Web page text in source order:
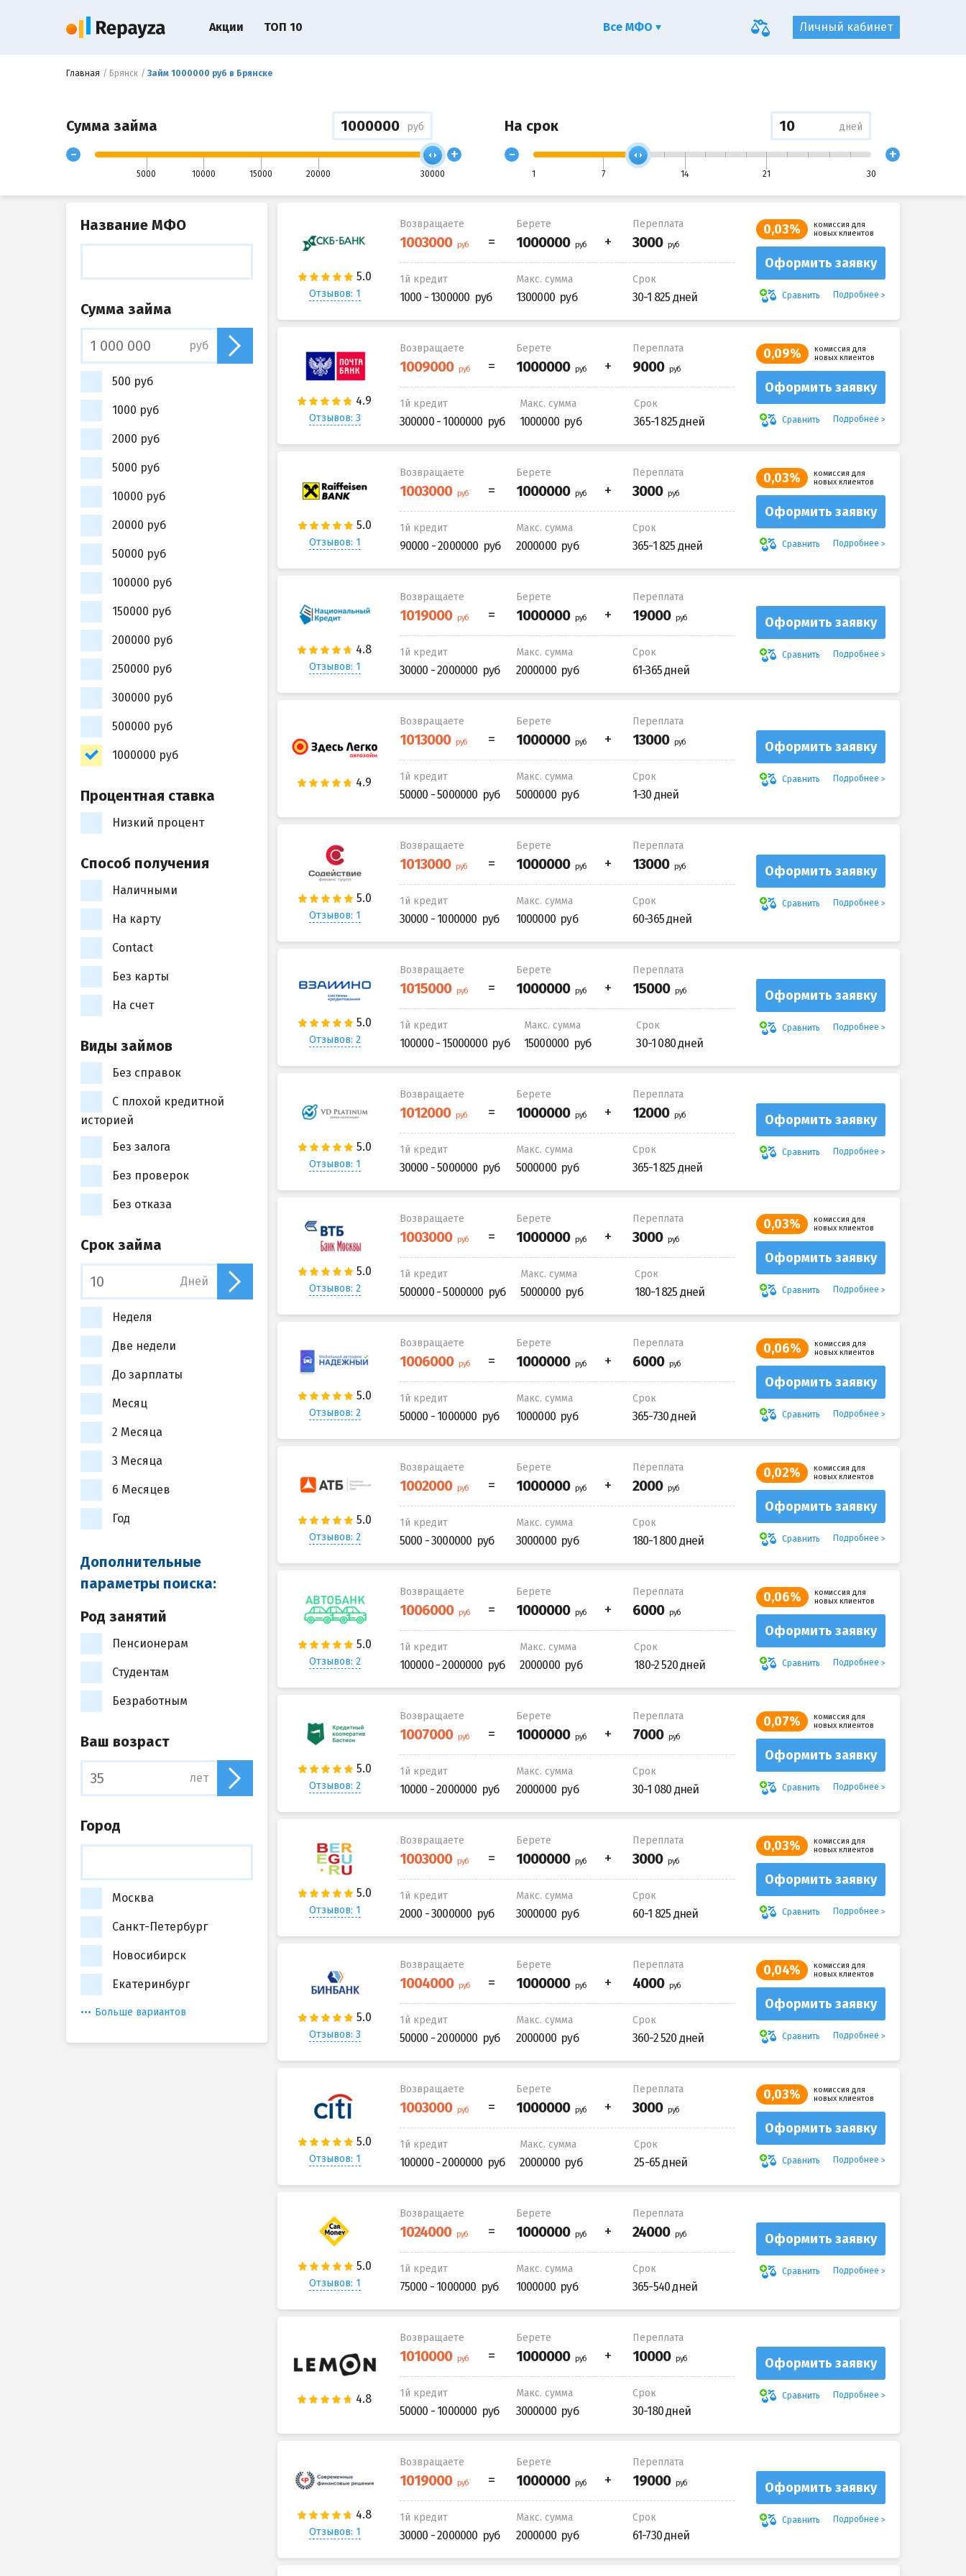
Главная Брянск Займ 1000000 руб в Брянске
Сумма займа руб
-
5000 10000 15000 20000 30000
+
На срок дней
-
1 7 14 21 30
+
Отзывов: 1
Возвращаете Берете Переплата
1й кредит
1000 - 1300000
Макс. сумма
1300000
Срок
30-1 825 дней
0,03%
комиссия для
новых клиентов
Оформить заявку
Сравнить Подробнее
Отзывов: 3
Возвращаете Берете Переплата
1й кредит
300000 - 1000000
Макс. сумма
1000000
Срок
365-1 825 дней
0,09%
комиссия для
новых клиентов
Оформить заявку
Сравнить Подробнее
Отзывов: 1
Возвращаете Берете Переплата
1й кредит
90000 - 2000000
Макс. сумма
2000000
Срок
365-1 825 дней
0,03%
комиссия для
новых клиентов
Оформить заявку
Сравнить Подробнее
Отзывов: 1
Возвращаете Берете Переплата
1й кредит
30000 - 2000000
Макс. сумма
2000000
Срок
61-365 дней
Оформить заявку
Сравнить Подробнее
Возвращаете Берете Переплата
1й кредит
50000 - 5000000
Макс. сумма
5000000
Срок
1-30 дней
Оформить заявку
Сравнить Подробнее
Отзывов: 1
Возвращаете Берете Переплата
1й кредит
30000 - 1000000
Макс. сумма
1000000
Срок
60-365 дней
Оформить заявку
Сравнить Подробнее
Отзывов: 2
Возвращаете Берете Переплата
1й кредит
100000 - 15000000
Макс. сумма
15000000
Срок
30-1 080 дней
Оформить заявку
Сравнить Подробнее
Отзывов: 1
Возвращаете Берете Переплата
1й кредит
30000 - 5000000
Макс. сумма
5000000
Срок
365-1 825 дней
Оформить заявку
Сравнить Подробнее
Отзывов: 2
Возвращаете Берете Переплата
1й кредит
500000 - 5000000
Макс. сумма
5000000
Срок
180-1 825 дней
0,03%
комиссия для
новых клиентов
Оформить заявку
Сравнить Подробнее
Отзывов: 2
Возвращаете Берете Переплата
1й кредит
50000 - 1000000
Макс. сумма
1000000
Срок
365-730 дней
0,06%
комиссия для
новых клиентов
Оформить заявку
Сравнить Подробнее
Отзывов: 2
Возвращаете Берете Переплата
1й кредит
5000 - 3000000
Макс. сумма
3000000
Срок
180-1 800 дней
0,02%
комиссия для
новых клиентов
Оформить заявку
Сравнить Подробнее
Отзывов: 2
Возвращаете Берете Переплата
1й кредит
100000 - 2000000
Макс. сумма
2000000
Срок
180-2 520 дней
0,06%
комиссия для
новых клиентов
Оформить заявку
Сравнить Подробнее
Отзывов: 2
Возвращаете Берете Переплата
1й кредит
10000 - 2000000
Макс. сумма
2000000
Срок
30-1 080 дней
0,07%
комиссия для
новых клиентов
Оформить заявку
Сравнить Подробнее
Отзывов: 1
Возвращаете Берете Переплата
1й кредит
2000 - 3000000
Макс. сумма
3000000
Срок
60-1 825 дней
0,03%
комиссия для
новых клиентов
Оформить заявку
Сравнить Подробнее
Отзывов: 3
Возвращаете Берете Переплата
1й кредит
50000 - 2000000
Макс. сумма
2000000
Срок
360-2 520 дней
0,04%
комиссия для
новых клиентов
Оформить заявку
Сравнить Подробнее
Отзывов: 1
Возвращаете Берете Переплата
1й кредит
100000 - 2000000
Макс. сумма
2000000
Срок
25-65 дней
0,03%
комиссия для
новых клиентов
Оформить заявку
Сравнить Подробнее
Отзывов: 1
Возвращаете Берете Переплата
1й кредит
75000 - 1000000
Макс. сумма
1000000
Срок
365-540 дней
Оформить заявку
Сравнить Подробнее
Возвращаете Берете Переплата
1й кредит
50000 - 1000000
Макс. сумма
3000000
Срок
30-180 дней
Оформить заявку
Сравнить Подробнее
Отзывов: 1
Возвращаете Берете Переплата
1й кредит
30000 - 2000000
Макс. сумма
2000000
Срок
61-730 дней
Оформить заявку
Сравнить Подробнее
Название МФО
Сумма займа
руб
500 руб
1000 руб
2000 руб
5000 руб
10000 руб
20000 руб
50000 руб
100000 руб
150000 руб
200000 руб
250000 руб
300000 руб
500000 руб
1000000 руб
Процентная ставка
Низкий процент
Способ получения
Наличными
На карту
Contact
Без карты
На счет
Виды займов
Без справок
С плохой кредитной
историей
Без залога
Без проверок
Без отказа
Срок займа
Дней
Неделя
Две недели
До зарплаты
Месяц
2 Месяца
3 Месяца
6 Месяцев
Год
Дополнительные
параметры поиска:
Род занятий
Пенсионерам
Студентам
Безработным
Ваш возраст
лет
Город
Москва
Санкт-Петербург
Новосибирск
Екатеринбург
Больше вариантов
Личный кабинет
Акции ТОП 10 Все МФО